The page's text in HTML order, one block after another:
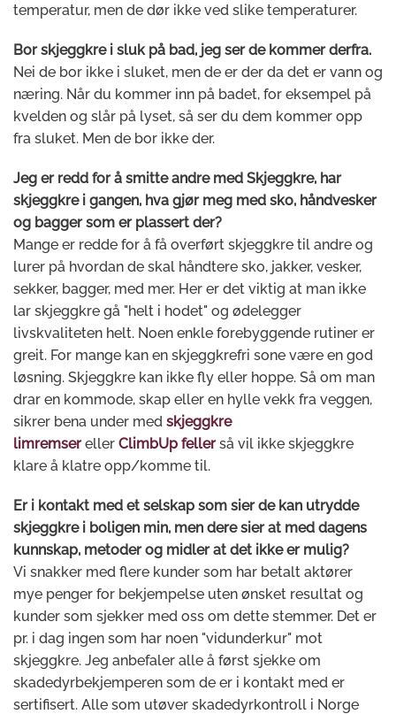
temperatur, men de dør ikke ved slike temperaturer.
Bor skjeggkre i sluk på bad, jeg ser de kommer derfra.
Nei de bor ikke i sluket, men de er der da det er vann og
næring. Når du kommer inn på badet, for eksempel på
kvelden og slår på lyset, så ser du dem kommer opp
fra sluket. Men de bor ikke der.
Jeg er redd for å smitte andre med Skjeggkre, har
skjeggkre i gangen, hva gjør meg med sko, håndvesker
og bagger som er plassert der?
Mange er redde for å få overført skjeggkre til andre og
lurer på hvordan de skal håndtere sko, jakker, vesker,
sekker, bagger, med mer. Her er det viktig at man ikke
lar skjeggkre gå "helt i hodet" og ødelegger
livskvaliteten helt. Noen enkle forebyggende rutiner er
greit. For mange kan en skjeggkrefri sone være en god
løsning. Skjeggkre kan ikke fly eller hoppe. Så om man
drar en kommode, skap eller en hylle vekk fra veggen,
sikrer bena under med skjeggkre
limremser eller ClimbUp fellerså vil ikke skjeggkre
klare å klatre opp/komme til.
Er i kontakt med et selskap som sier de kan utrydde
skjeggkre i boligen min, men dere sier at med dagens
kunnskap, metoder og midler at det ikke er mulig?
Vi snakker med flere kunder som har betalt aktører
mye penger for bekjempelse uten ønsket resultat og
kunder som sjekker med oss om dette stemmer. Det er
pr. i dag ingen som har noen "vidunderkur" mot
skjeggkre. Jeg anbefaler alle å først sjekke om
skadedyrbekjemperen som de er i kontakt med er
sertifisert. Alle som utøver skadedyrkontroll i Norge